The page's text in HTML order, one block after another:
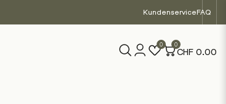
KundenserviceFAQ
0 0
CHF 0.00